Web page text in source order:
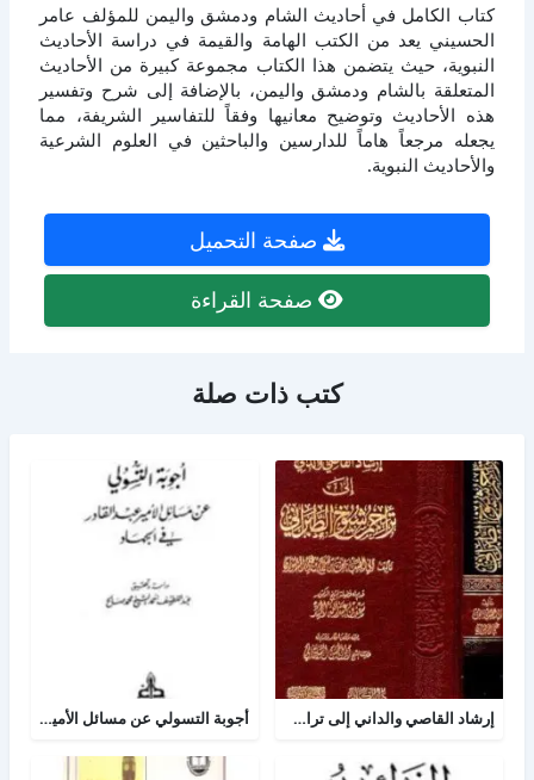
كتاب الكامل في أحاديث الشام ودمشق واليمن للمؤلف عامر
الحسيني يعد من الكتب الهامة والقيمة في دراسة الأحاديث
النبوية، حيث يتضمن هذا الكتاب مجموعة كبيرة من الأحاديث
المتعلقة بالشام ودمشق واليمن، بالإضافة إلى شرح وتفسير
هذه الأحاديث وتوضيح معانيها وفقاً للتفاسير الشريفة، مما
يجعله مرجعاً هاماً للدارسين والباحثين في العلوم الشرعية
والأحاديث النبوية.
صفحة التحميل
صفحة القراءة
كتب ذات صلة
إرشاد القاصي والداني إلى تراجم شيوخ الطبراني أجوبة التسولي عن مسائل الأمير عبد القادر في الجهاد